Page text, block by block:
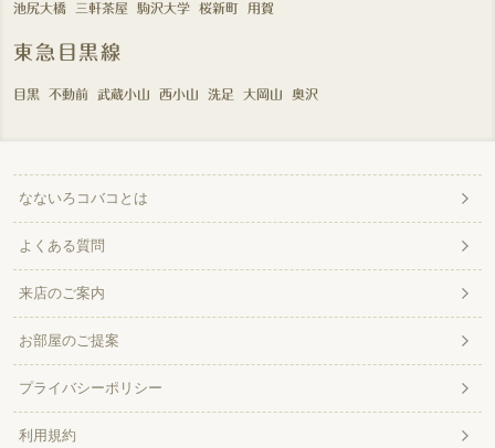
池尻大橋 三軒茶屋 駒沢大学 桜新町 用賀
東急目黒線
目黒 不動前 武蔵小山 西小山 洗足 大岡山 奥沢
なないろコバコとは
よくある質問
来店のご案内
お部屋のご提案
プライバシーポリシー
利用規約